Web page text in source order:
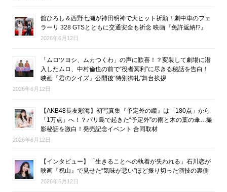
舘ひろし＆西野七瀬が神田明神で大ヒット祈願！劇中車のフェ
ラーリ 328 GTSとともに交通安全も祈念 映画『免許返納!?』
2026年6月12日
「ムロツヨシ、ムカつくわ」の声に歓喜！？変装して劇場に潜
入したムロ、中村倫也の前で“役者冥利”に尽きる秘話を告白！
映画『君のクイズ』公開後“特別御礼”舞台挨拶
2026年6月12日
【AKB48長友彩海】初写真集『予定外の瞳』は「180点」から
「1万点」へ！？バリ島で起きた“予定外”の雨と木の葉の傘…撮
影秘話を激白！発売記念イベント 合同取材
2026年6月12日
【インタビュー】「生きることへの執着が失われる」石川恋が
映画『祝山』で見せた“気味が悪い”ほど振り切った演技の裏側
2026年6月12日